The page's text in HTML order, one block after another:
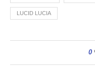
LUCID LUCIA
0